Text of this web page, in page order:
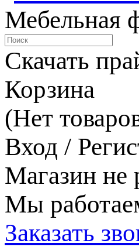
Мебельная
Скачать
Корзина
(Нет
Вход /
Магазин не
Мы
Заказать